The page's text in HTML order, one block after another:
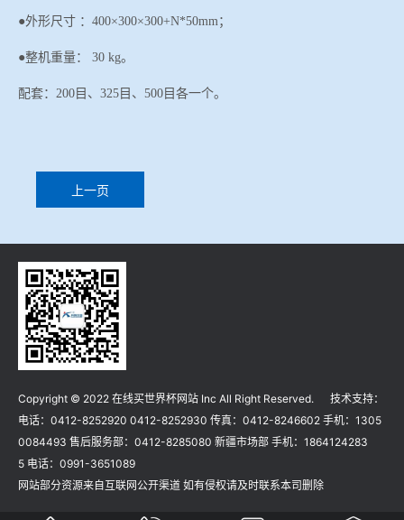
●外形尺寸 ：400×300×300+N*50mm；
●整机重量： 30 kg。
配套： 200目、325目、500目各一个。
上一页
Copyright © 2022 在线买世界杯网站 Inc All Right Reserved. 技术支持：
电话：0412-8252920 0412-8252930 传真：0412-8246602 手机：1305
0084493 售后服务部：0412-8285080 新疆市场部 手机：1864124283
5 电话：0991-3651089
网站部分资源来自互联网公开渠道 如有侵权请及时联系本司删除